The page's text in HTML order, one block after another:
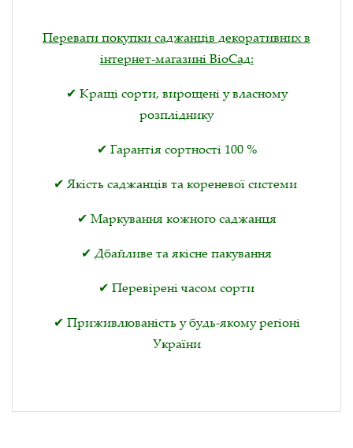
Переваги покупки саджанців декоративних в
інтернет-магазині ВіоСад:
✔ Кращі сорти, вирощені у власному
розпліднику
✔ Гарантія сортності 100 %
✔ Якість саджанців та кореневої системи
✔ Маркування кожного саджанця
✔ Дбайливе та якісне пакування
✔ Перевірені часом сорти
✔ Приживлюваність у будь-якому регіоні
України